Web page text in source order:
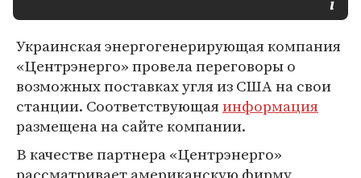
Украинская энергогенерирующая компания
«Центрэнерго» провела переговоры о
возможных поставках угля из США на свои
станции. Соответствующаяинформация
размещена на сайте компании.
В качестве партнера «Центрэнерго»